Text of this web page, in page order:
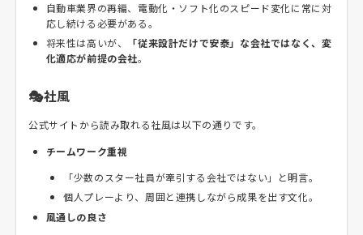
自動車業界の再編、電動化・ソフト化のスピード変化に常に対
応し続ける必要がある。
将来性は高いが、
「従来設計だけで安泰」な会社ではなく、変
化適応が前提の会社。
🎭社風
公式サイトから読み取れる社風は以下の通りです。
チームワーク重視
「少数のスター社員が牽引する会社ではない」と明言。
個人プレーより、周囲と連携しながら成果を出す文化。
風通しの良さ